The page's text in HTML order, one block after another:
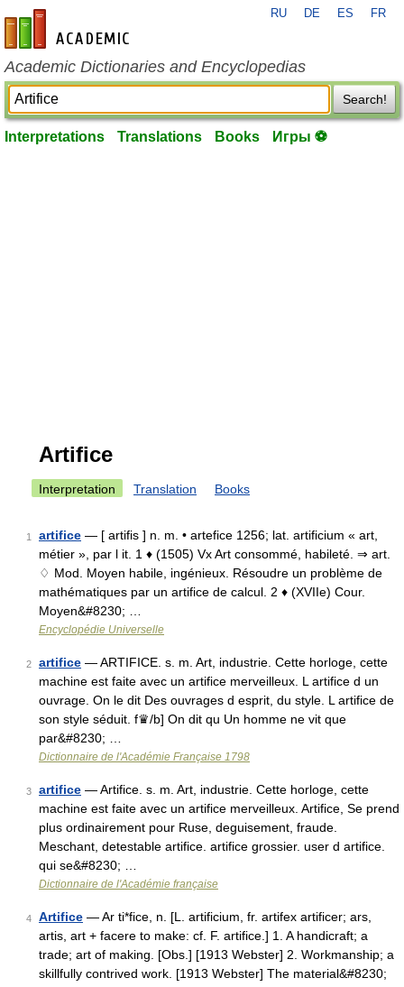
en-academic.com
RU DE ES FR
Academic Dictionaries and Encyclopedias
Search!
Interpretations Translations Books Игры ⚽
Artifice
Interpretation Translation Books
1 artifice — [ artifis ] n. m. • artefice 1256; lat. artificium « art,
métier », par l it. 1 ♦ (1505) Vx Art consommé, habileté. ⇒ art.
♢ Mod. Moyen habile, ingénieux. Résoudre un problème de
mathématiques par un artifice de calcul. 2 ♦ (XVIIe) Cour.
Moyen&#8230; …
Encyclopédie Universelle
2 artifice — ARTIFICE. s. m. Art, industrie. Cette horloge, cette
machine est faite avec un artifice merveilleux. L artifice d un
ouvrage. On le dit Des ouvrages d esprit, du style. L artifice de
son style séduit. f♛/b] On dit qu Un homme ne vit que
par&#8230; …
Dictionnaire de l'Académie Française 1798
3 artifice — Artifice. s. m. Art, industrie. Cette horloge, cette
machine est faite avec un artifice merveilleux. Artifice, Se prend
plus ordinairement pour Ruse, deguisement, fraude.
Meschant, detestable artifice. artifice grossier. user d artifice.
qui se&#8230; …
Dictionnaire de l'Académie française
4 Artifice — Ar ti*fice, n. [L. artificium, fr. artifex artificer; ars,
artis, art + facere to make: cf. F. artifice.] 1. A handicraft; a
trade; art of making. [Obs.] [1913 Webster] 2. Workmanship; a
skillfully contrived work. [1913 Webster] The material&#8230;